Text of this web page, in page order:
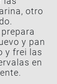
otro
y pan
y frei las
en